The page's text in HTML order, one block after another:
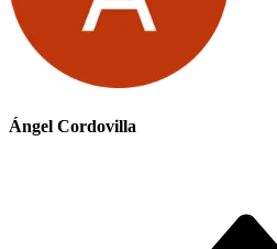
Ángel Cordovilla